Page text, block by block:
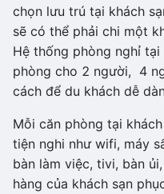
chọn lưu trú tại khách
sẽ có thể phải chi một
Hệ thống phòng nghỉ
phòng cho 2 người, 4
cách để du khách dễ
Mỗi căn phòng tại
tiện nghi như wifi, máy
bàn làm việc, tivi, bàn
hàng của khách sạn